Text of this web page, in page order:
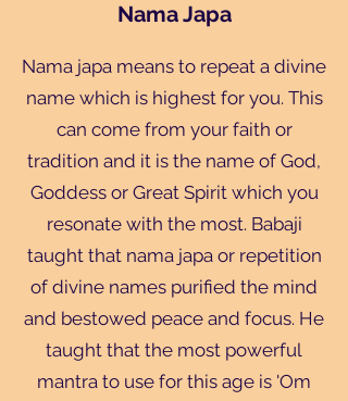
Nama Japa
Nama japa means to repeat a divine
name which is highest for you. This
can come from your faith or
tradition and it is the name of God,
Goddess or Great Spirit which you
resonate with the most. Babaji
taught that nama japa or repetition
of divine names purified the mind
and bestowed peace and focus. He
taught that the most powerful
mantra to use for this age is 'Om